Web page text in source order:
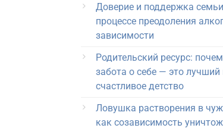
Доверие и поддержка
процессе преодоления
зависимости
Родительский ресурс:
забота о себе — это лучший
счастливое детство
Ловушка растворения в
как созависимость